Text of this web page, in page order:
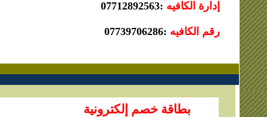
‎07712892563: إدارة الكافيه
‎07739706286: رقم الكافيه
بطاقة خصم إلكترونية